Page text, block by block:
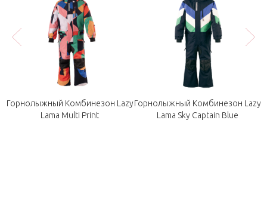
Горнолыжный Комбинезон Lazy
Lama Multi Print
Горнолыжный Комбинезон Lazy
Lama Sky Captain Blue